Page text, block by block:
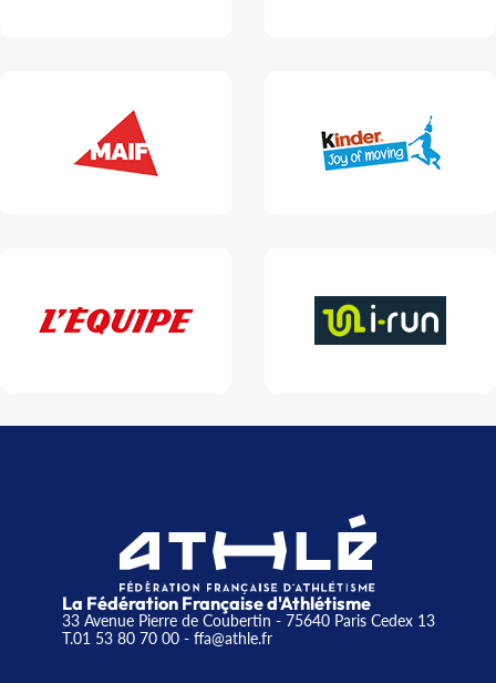
La Fédération Française d'Athlétisme
33 Avenue Pierre de Coubertin - 75640 Paris Cedex 13
T.01 53 80 70 00- ffa@athle.fr